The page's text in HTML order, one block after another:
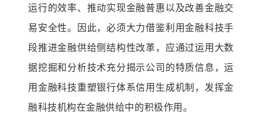
运行的效率、推动实现金融普惠以及改善金融交
易安全性。因此，必须大力借鉴利用金融科技手
段推进金融供给侧结构性改革，应通过运用大数
据挖掘和分析技术充分揭示公司的特质信息，运
用金融科技重塑银行体系信用生成机制，发挥金
融科技机构在金融供给中的积极作用。